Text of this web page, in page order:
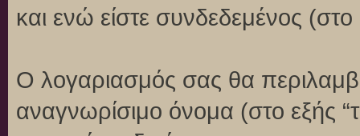
και ενώ είστε συνδεδεμένος (στο
Ο λογαριασμός σας θα
αναγνωρίσιμο όνομα (στο εξής